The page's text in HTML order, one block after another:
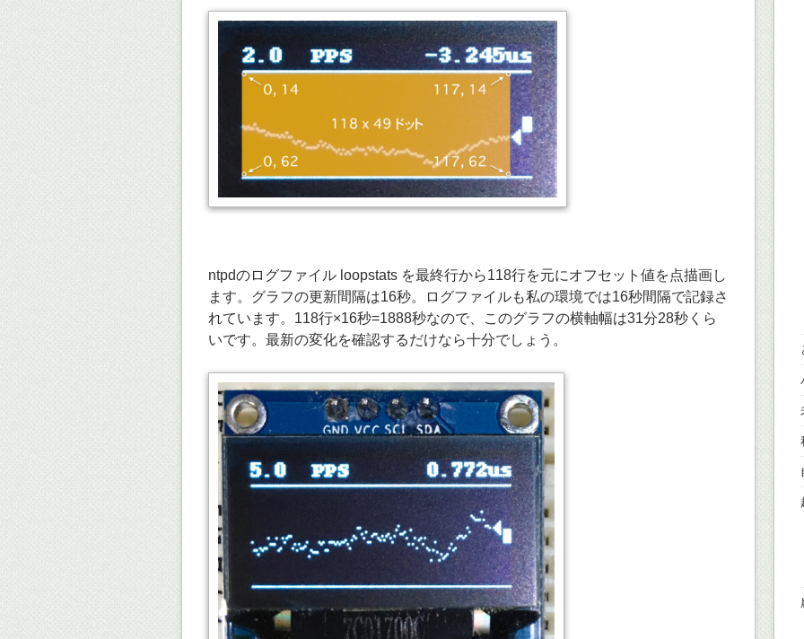
ntpdのログファイル loopstats を最終行から118行を元にオフセット値を点描画し
ます。グラフの更新間隔は16秒。ログファイルも私の環境では16秒間隔で記録さ
れています。118行×16秒=1888秒なので、このグラフの横軸幅は31分28秒くら
いです。最新の変化を確認するだけなら十分でしょう。